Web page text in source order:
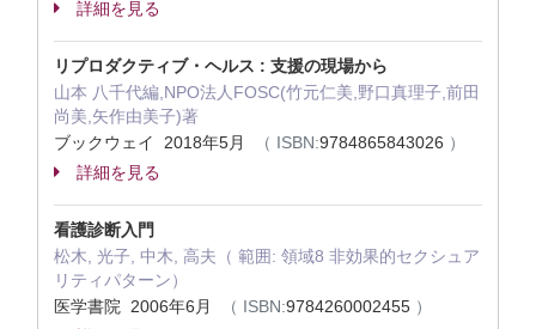
詳細を見る
リプロダクティブ・ヘルス : 支援の現場から
山本 八千代編,NPO法人FOSC(竹元仁美,野口真理子,前田
尚美,矢作由美子)著
ブックウェイ 2018年5月
（ ISBN:9784865843026 ）
詳細を見る
看護診断入門
松木, 光子, 中木, 高夫（ 範囲: 領域8 非効果的セクシュア
リティパターン）
医学書院 2006年6月
（ ISBN:9784260002455 ）